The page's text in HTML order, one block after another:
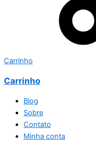
Carrinho
Carrinho
Blog
Sobre
Contato
Minha conta